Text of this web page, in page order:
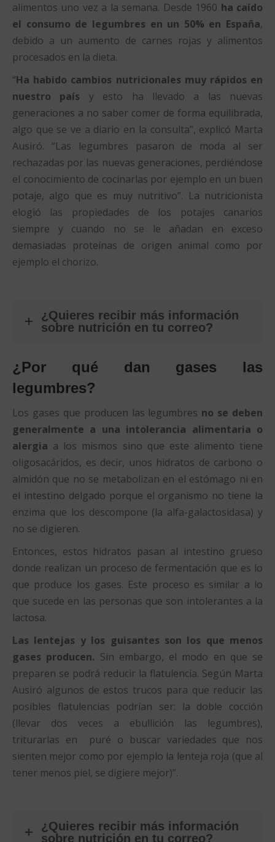
alimentos uno vez a la semana. Desde 1960 ha caído
el consumo de legumbres en un 50% en España,
debido a un aumento de carnes rojas y alimentos
procesados en la dieta.
“Ha habido cambios nutricionales muy rápidos en
nuestro país y esto ha llevado a las nuevas
generaciones a no saber comer de forma equilibrada,
algo que se ve a diario en la consulta”, explicó Marta
Ausiró. “Las legumbres pasaron de moda al ser
rechazadas por las nuevas generaciones, perdiéndose
el conocimiento de cocinarlas por ejemplo en un buen
potaje, algo que es muy nutritivo”. La nutricionista
elogió las propiedades de los potajes canarios
siempre y cuando no se le añadan en exceso
demasiadas proteínas de origen animal como por
ejemplo el chorizo.
¿Quieres recibir más información
sobre nutrición en tu correo?
¿Por qué dan gases las
legumbres?
Los gases que producen las legumbres no se deben
generalmente a una intolerancia alimentaria o
alergia a los mismos sino que este alimento tiene
oligosacáridos, es decir, unos hidratos de carbono o
almidón que no se metabolizan en el estómago ni en
el intestino delgado porque el organismo no tiene la
enzima que los descompone (la alfa-galactosidasa) y
no se digieren.
Entonces, estos hidratos pasan al intestino grueso
donde realizan un proceso de fermentación que es lo
que produce los gases. Este proceso es similar a lo
que sucede en las personas que son intolerantes a la
lactosa.
Las lentejas y los guisantes son los que menos
gases producen. Sin embargo, el modo en que se
preparen se podrá reducir la flatulencia. Según Marta
Ausiró algunos de estos trucos para que reducir las
posibles flatulencias podrían ser: la doble cocción
(llevar dos veces a ebullición las legumbres),
triturarlas en puré o buscar variedades que nos
sienten mejor como por ejemplo la lenteja roja (que al
tener menos piel, se digiere mejor)”.
¿Quieres recibir más información
sobre nutrición en tu correo?